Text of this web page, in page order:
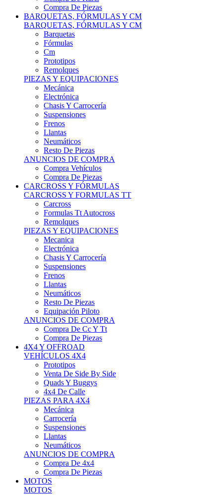
BARQUETAS, FÓRMULAS Y CM
BARQUETAS, FÓRMULAS Y CM
Barquetas
Fórmulas
Cm
Prototipos
Remolques
PIEZAS Y EQUIPACIONES
Mecánica
Electrónica
Chasis Y Carrocería
Suspensiones
Frenos
Llantas
Neumáticos
Resto De Piezas
ANUNCIOS DE COMPRA
Compra Vehículos
Compra De Piezas
CARCROSS Y FÓRMULAS
CARCROSS Y FORMULAS TT
Carcross
Formulas Tt Autocross
Remolques
PIEZAS Y EQUIPACIONES
Mecanica
Electrónica
Chasis Y Carrocería
Suspensiones
Frenos
Llantas
Neumáticos
Resto De Piezas
Equipación Piloto
ANUNCIOS DE COMPRA
Compra De Cc Y Tt
Compra De Piezas
4X4 Y OFFROAD
VEHÍCULOS 4X4
Prototipos
Venta De Side By Side
Quads Y Buggys
4x4 De Calle
PIEZAS PARA 4X4
Mecánica
Carrocería
Suspensiones
Llantas
Neumáticos
ANUNCIOS DE COMPRA
Compra De 4x4
Compra De Piezas
MOTOS
MOTOS
Motos De Circuito